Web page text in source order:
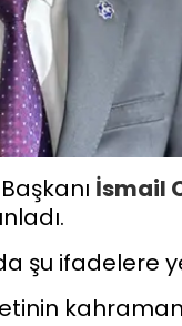
İsmail
şu ifadelere